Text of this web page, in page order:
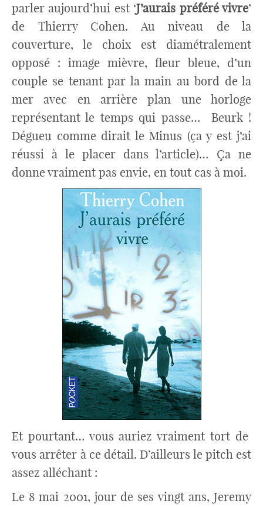
parler aujourd’hui est ‘J’aurais préféré vivre’
de Thierry Cohen. Au niveau de la
couverture, le choix est diamétralement
opposé : image mièvre, fleur bleue, d’un
couple se tenant par la main au bord de la
mer avec en arrière plan une horloge
représentant le temps qui passe…
Beurk !
Dégueu comme dirait le Minus (ça y est j’ai
réussi à le placer dans l’article)… Ça ne
donne vraiment pas envie, en tout cas à moi.
Et pourtant… vous auriez vraiment tort de
vous arrêter à ce détail. D’ailleurs le pitch est
assez alléchant :
Le 8 mai 2001, jour de ses vingt ans, Jeremy